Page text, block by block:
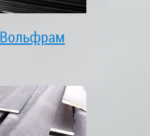
Вольфрам